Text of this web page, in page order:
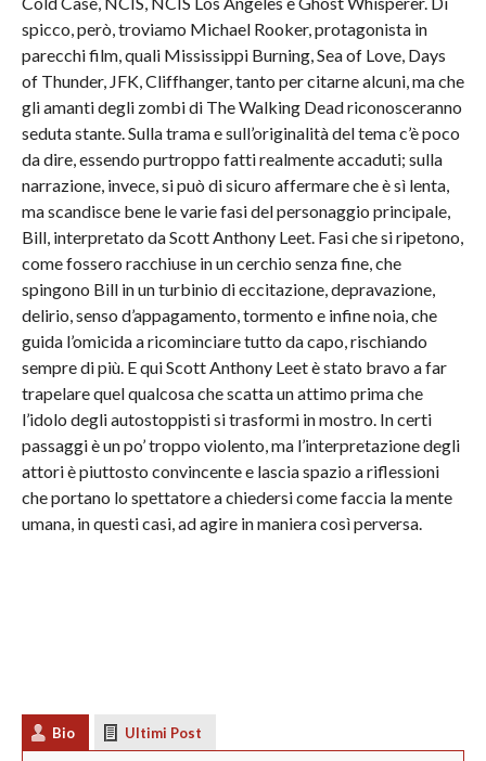
spicco, però, troviamo Michael Rooker, protagonista in
parecchi film, quali Mississippi Burning, Sea of Love, Days
of Thunder, JFK, Cliffhanger, tanto per citarne alcuni, ma che
gli amanti degli zombi di The Walking Dead riconosceranno
seduta stante. Sulla trama e sull’originalità del tema c’è poco
da dire, essendo purtroppo fatti realmente accaduti; sulla
narrazione, invece, si può di sicuro affermare che è sì lenta,
ma scandisce bene le varie fasi del personaggio principale,
Bill, interpretato da Scott Anthony Leet. Fasi che si ripetono,
come fossero racchiuse in un cerchio senza fine, che
spingono Bill in un turbinio di eccitazione, depravazione,
delirio, senso d’appagamento, tormento e infine noia, che
guida l’omicida a ricominciare tutto da capo, rischiando
sempre di più. E qui Scott Anthony Leet è stato bravo a far
trapelare quel qualcosa che scatta un attimo prima che
l’idolo degli autostoppisti si trasformi in mostro. In certi
passaggi è un po’ troppo violento, ma l’interpretazione degli
attori è piuttosto convincente e lascia spazio a riflessioni
che portano lo spettatore a chiedersi come faccia la mente
umana, in questi casi, ad agire in maniera così perversa.
Bio Ultimi Post